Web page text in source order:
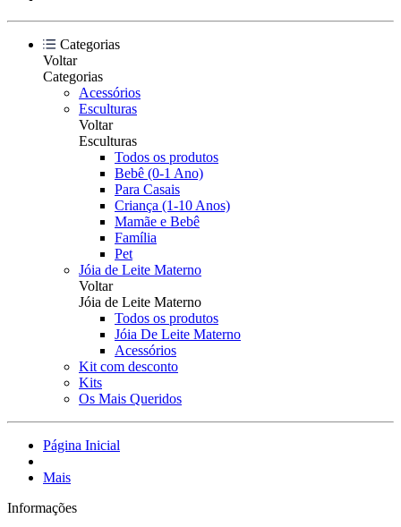
Categorias
Voltar
Categorias
Acessórios
Esculturas
Voltar
Esculturas
Todos os produtos
Bebê (0-1 Ano)
Para Casais
Criança (1-10 Anos)
Mamãe e Bebê
Família
Pet
Jóia de Leite Materno
Voltar
Jóia de Leite Materno
Todos os produtos
Jóia De Leite Materno
Acessórios
Kit com desconto
Kits
Os Mais Queridos
Página Inicial
Mais
Informações